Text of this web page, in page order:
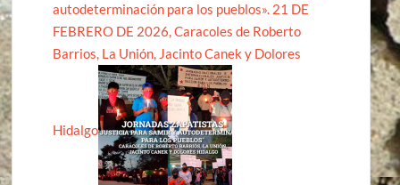
autodeterminación para los pueblos». 21 DE
FEBRERO DE 2026, Caracoles de Roberto
Barrios, La Unión, Jacinto Canek y Dolores
Hidalgo